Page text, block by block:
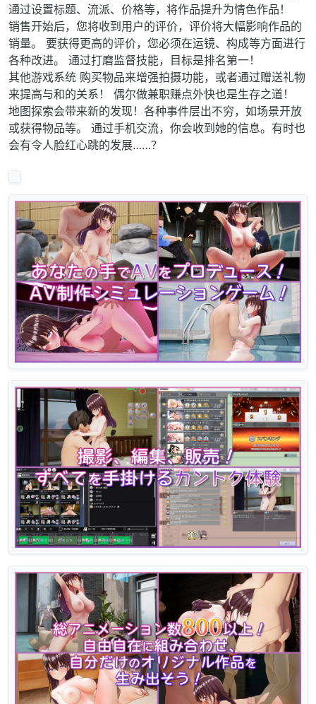
通过设置标题、流派、价格等，将作品提升为情色作品！
销售开始后，您将收到用户的评价，评价将大幅影响作品的
销量。 要获得更高的评价，您必须在运镜、构成等方面进行
各种改进。 通过打磨监督技能，目标是排名第一！
其他游戏系统 购买物品来增强拍摄功能，或者通过赠送礼物
来提高与和的关系！ 偶尔做兼职赚点外快也是生存之道！
地图探索会带来新的发现！各种事件层出不穷，如场景开放
或获得物品等。 通过手机交流，你会收到她的信息。有时也
会有令人脸红心跳的发展……？